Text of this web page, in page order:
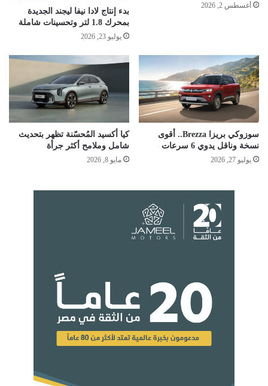
أغسطس 2, 2026
بدء إنتاج لادا نيفا ليجند الجديدة
بمحرك 1.8 لتر وتحسينات شاملة
يوليو 23, 2026
سوزوكي بريزا Brezza.. أقوى
نسخة وناقل يدوي 6 سرعات
يوليو 27, 2026
كيا أكسيد المُحسّنة تظهر بتحديث
شامل وملامح أكثر جرأة
مايو 8, 2026